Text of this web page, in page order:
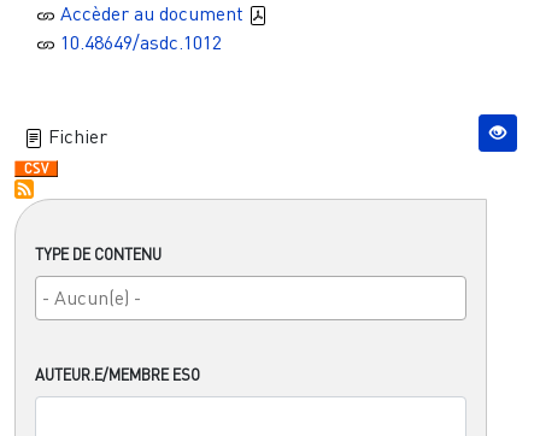
TYPE DE CONTENU
AUTEUR.E/MEMBRE ESO
Accèder au document
10.48649/asdc.1012
Fichier